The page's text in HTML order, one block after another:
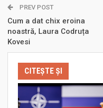
PREV POST
Cum a dat chix eroina
noastră, Laura Codruța
Kovesi
CITEȘTE ȘI